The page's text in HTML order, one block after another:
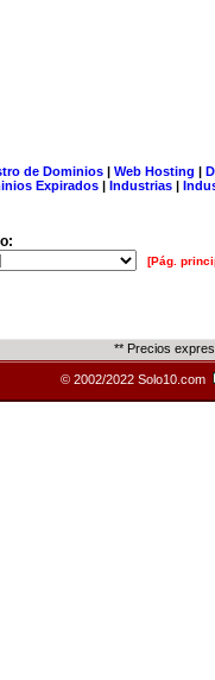
de Dominios| Web Hosting |
Expirados | Industrias |
[Pág.
** Precios
© 2002/2022 Solo10.com